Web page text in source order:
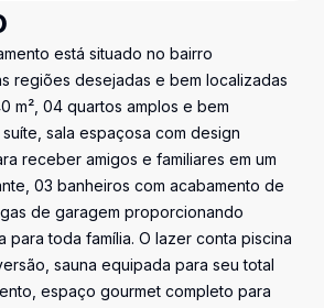
está situado no bairro
regiões desejadas e bem localizadas
m², 04 quartos amplos e bem
sala espaçosa com design
receber amigos e familiares em um
03 banheiros com acabamento de
de garagem proporcionando
para toda família. O lazer conta piscina
sauna equipada para seu total
espaço gourmet completo para